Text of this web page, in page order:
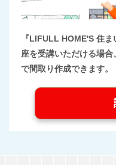
『LIFULL HOME'S 住
座を受講いただける場
で間取り作成できます。